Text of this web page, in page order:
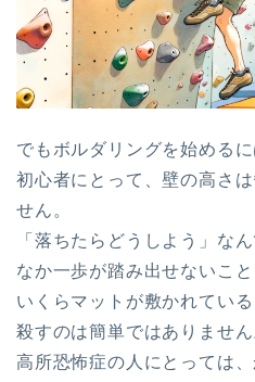
でもボルダリングを始めるに
初心者にとって、壁の高さ
せん。
「落ちたらどうしよう」な
なか一歩が踏み出せないこと
いくらマットが敷かれてい
殺すのは簡単ではありません
高所恐怖症の人にとっては